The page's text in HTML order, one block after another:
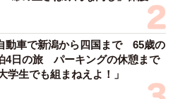
動車で新潟から四国まで 65歳の
4日の旅 パーキングの休憩まで
生でも組まねえよ！」